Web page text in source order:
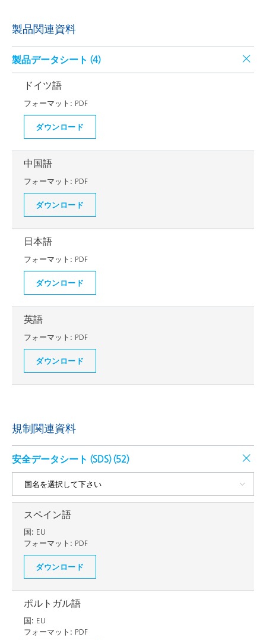
製品関連資料
製品データシート (4)
ドイツ語
フォーマット: PDF
ダウンロード
中国語
フォーマット: PDF
ダウンロード
日本語
フォーマット: PDF
ダウンロード
英語
フォーマット: PDF
ダウンロード
規制関連資料
安全データシート (SDS) (52)
スペイン語
国: EU
フォーマット: PDF
ダウンロード
ポルトガル語
国: EU
フォーマット: PDF